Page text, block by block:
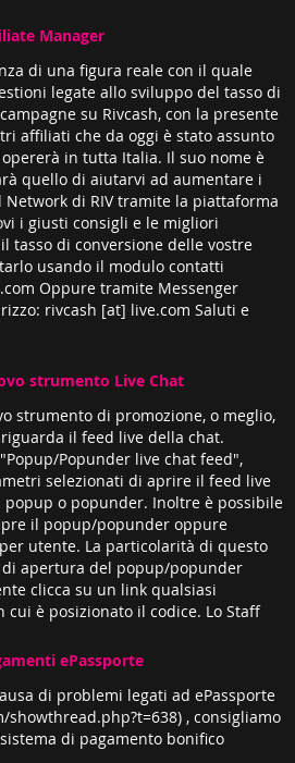
Manager
di una figura reale con il quale
legate allo sviluppo del tasso di
su Rivcash, con la presente
affiliati che da oggi è stato assunto
in tutta Italia. Il suo nome è
quello di aiutarvi ad aumentare i
di RIV tramite la piattaforma
i giusti consigli e le migliori
tasso di conversione delle vostre
usando il modulo contatti
Oppure tramite Messenger
rivcash [at] live.com Saluti e
strumento Live Chat
strumento di promozione, o meglio,
il feed live della chat.
Popunder live chat feed",
selezionati di aprire il feed live
o popunder. Inoltre è possibile
il popup/popunder oppure
utente. La particolarità di questo
apertura del popup/popunder
clicca su un link qualsiasi
è posizionato il codice. Lo Staff
ePassporte
di problemi legati ad ePassporte
, consigliamo
di pagamento bonifico